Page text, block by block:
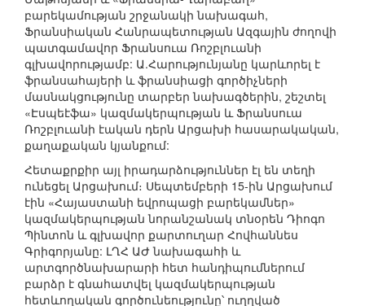
բարեկամության շրջանակի նախագահ,
Ֆրանսիական Հանրապետության Ազգային ժողովի
պատգամավոր Ֆրանսուա Ռոշբլուանի
գլխավորությամբ: Ա.Հարությունյանը կարևորել է
ֆրանսահայերի և ֆրանսիացի գործիչների
մասնակցությունը տարբեր նախագծերին, շեշտել
«Էսպեէֆա» կազմակերպության և Ֆրանսուա
Ռոշբլուանի էական դերն Արցախի հասարակական,
քաղաքական կյանքում:
Հետաքրքիր այլ իրադարձություններ էլ են տեղի
ունեցել Արցախում։ Սեպտեմբերի 15-ին Արցախում
էին «Հայաստանի եվրոպացի բարեկամներ»
կազմակերպության նորանշանակ տնօրեն Դիոգո
Պինտոն և գլխավոր քարտուղար Հովհաննես
Գրիգորյանը: ԼՂՀ ԱԺ նախագահի և
արտգործնախարարի հետ հանդիպումներում
բարձր է գնահատվել կազմակերպության
հետևողական գործունեությունը՝ ուղղված